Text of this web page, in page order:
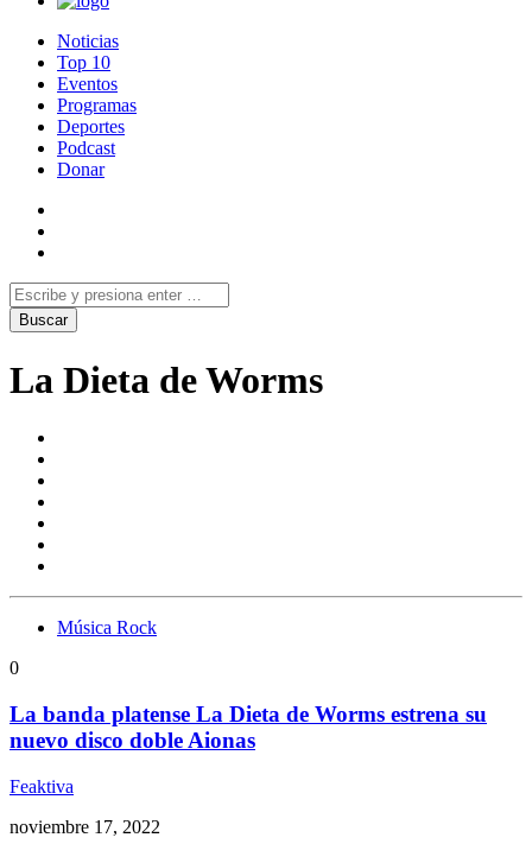
Noticias
Top 10
Eventos
Programas
Deportes
Podcast
Donar
La Dieta de Worms
Música Rock
0
La banda platense La Dieta de Worms estrena su
nuevo disco doble Aionas
Feaktiva
noviembre 17, 2022